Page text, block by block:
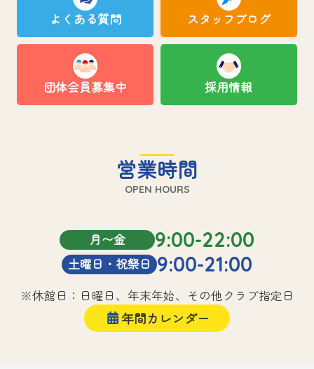
よくある質問 スタッフブログ
団体会員募集中 採用情報
営業時間
OPEN HOURS
月〜金 9:00-22:00
土曜日・祝祭日 9:00-21:00
※休館日：日曜日、年末年始、その他クラブ指定日
年間カレンダー